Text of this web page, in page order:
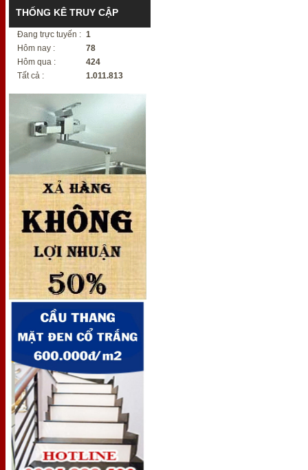
THỐNG KÊ TRUY CẬP
Đang trực tuyến : 1
Hôm nay :
78
Hôm qua :
424
Tất cả :
1.011.813